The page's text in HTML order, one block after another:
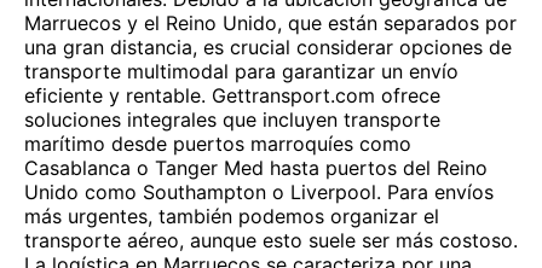
Marruecos y el Reino Unido, que están separados por
una gran distancia, es crucial considerar opciones de
transporte multimodal para garantizar un envío
eficiente y rentable. Gettransport.com ofrece
soluciones integrales que incluyen transporte
marítimo desde puertos marroquíes como
Casablanca o Tanger Med hasta puertos del Reino
Unido como Southampton o Liverpool. Para envíos
más urgentes, también podemos organizar el
transporte aéreo, aunque esto suele ser más costoso.